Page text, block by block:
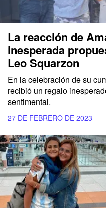
La reacción de
inesperada
Leo Squarzon
En la celebración de su
recibió un regalo
sentimental.
27 DE FEBRERO DE 2023